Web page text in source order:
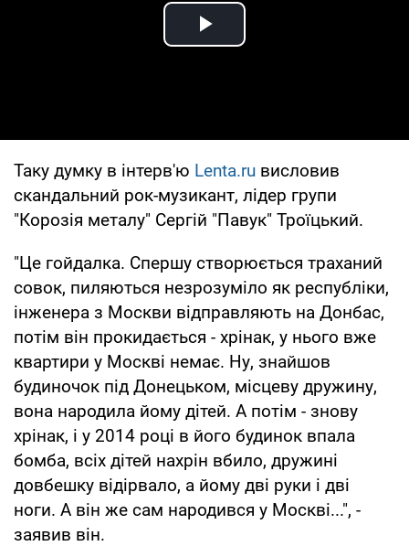
Play Video
Таку думку в інтерв'ю Lenta.ru висловив
скандальний рок-музикант, лідер групи
"Корозія металу" Сергій "Павук" Троїцький.
"Це гойдалка. Спершу створюється траханий
совок, пиляються незрозуміло як республіки,
інженера з Москви відправляють на Донбас,
потім він прокидається - хрінак, у нього вже
квартири у Москві немає. Ну, знайшов
будиночок під Донецьком, місцеву дружину,
вона народила йому дітей. А потім - знову
хрінак, і у 2014 році в його будинок впала
бомба, всіх дітей нахрін вбило, дружині
довбешку відірвало, а йому дві руки і дві
ноги. А він же сам народився у Москві...", -
заявив він.